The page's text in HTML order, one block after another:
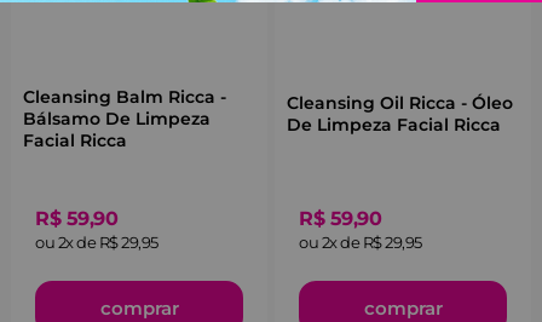
Cleansing Balm Ricca -
Bálsamo De Limpeza
Facial Ricca
R$ 59,90
ou2x deR$29,95
comprar
Cleansing Oil Ricca - Óleo
De Limpeza Facial Ricca
R$ 59,90
ou2x deR$29,95
comprar